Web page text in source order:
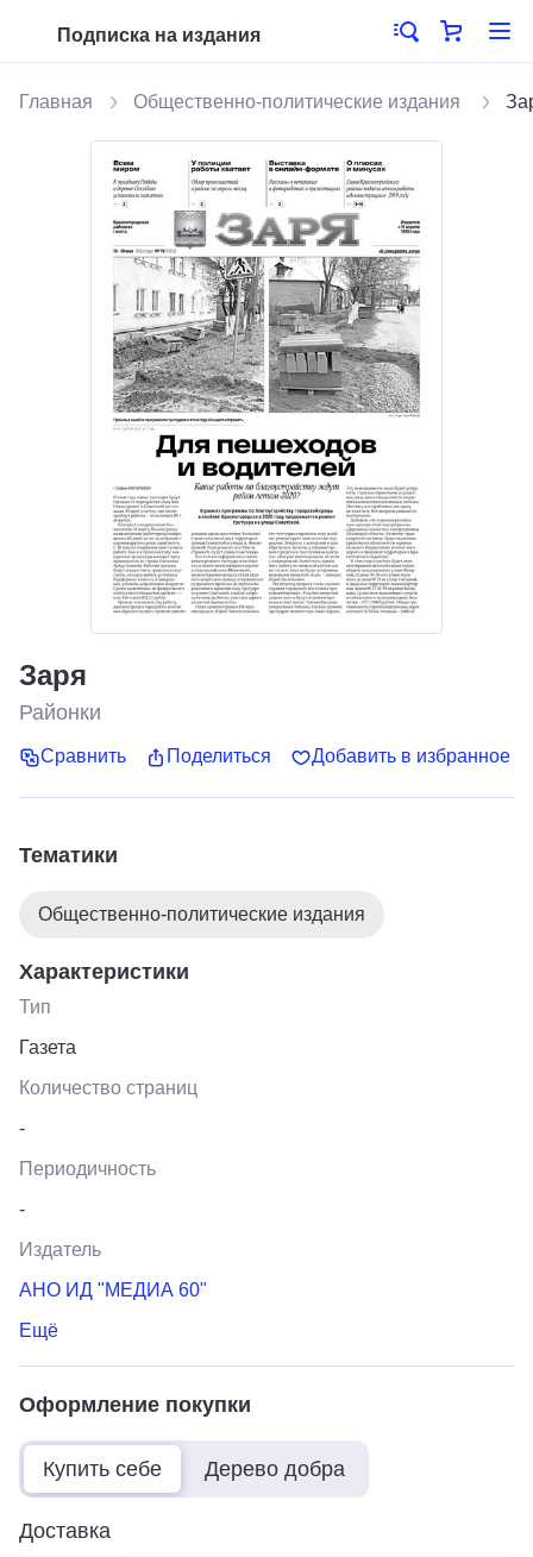
Подписка на издания
Главная Общественно-политические издания
Заря
Районки
Сравнить Поделиться Добавить в избранное
Тематики
Общественно-политические издания
Характеристики
Тип
Газета
Количество страниц
-
Периодичность
-
Издатель
АНО ИД "МЕДИА 60"
Ещё
Оформление покупки
Купить себе Дерево добра
Доставка